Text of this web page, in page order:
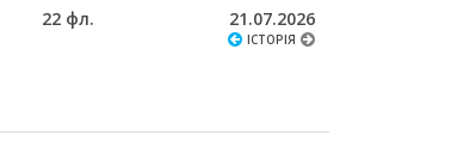
22 фл. 21.07.2026
ІСТОРІЯ